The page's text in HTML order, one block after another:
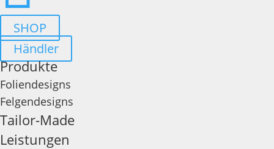
SHOP
Händler
Produkte
Foliendesigns
Felgendesigns
Tailor-Made
Leistungen